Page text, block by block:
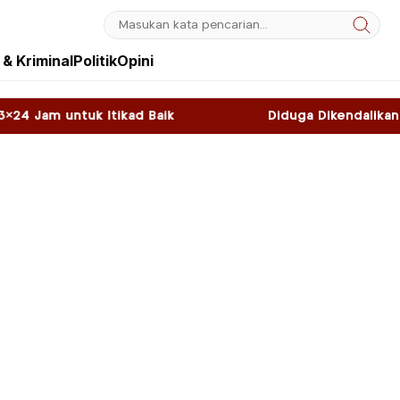
KriminalPolitikOpini
Baik Diduga Dikendalikan WNA, Sky Game di